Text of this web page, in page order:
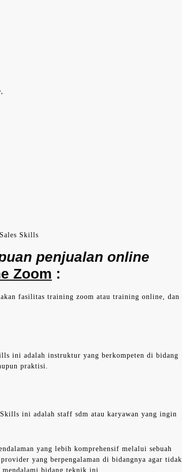
Skills
penjualan online
Zoom :
fasilitas training zoom atau training online, dan
ini adalah instruktur yang berkompeten di bidang
praktisi.
ini adalah staff sdm atau karyawan yang ingin
yang lebih komprehensif melalui sebuah
yang berpengalaman di bidangnya agar tidak
mendalami bidang teknik ini.